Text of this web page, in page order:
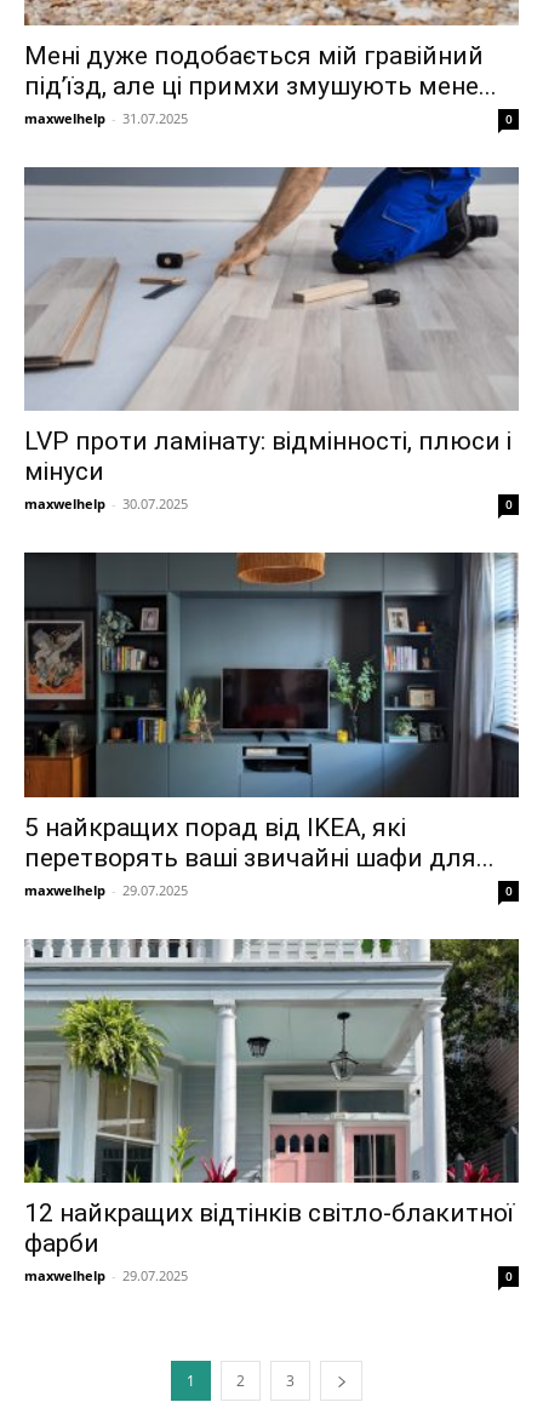
Мені дуже подобається мій гравійний
під’їзд, але ці примхи змушують мене...
maxwelhelp - 31.07.2025 0
LVP проти ламінату: відмінності, плюси і
мінуси
maxwelhelp - 30.07.2025 0
5 найкращих порад від IKEA, які
перетворять ваші звичайні шафи для...
maxwelhelp - 29.07.2025 0
12 найкращих відтінків світло-блакитної
фарби
maxwelhelp - 29.07.2025 0
1 2 3